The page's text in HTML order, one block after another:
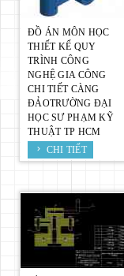
ĐỒ ÁN MÔN HỌC
THIẾT KẾ QUY
TRÌNH CÔNG
NGHỆ GIA CÔNG
CHI TIẾT CÀNG
ĐẢOTRƯỜNG ĐẠI
HỌC SƯ PHẠM KỸ
THUẬT TP HCM
CHI TIẾT